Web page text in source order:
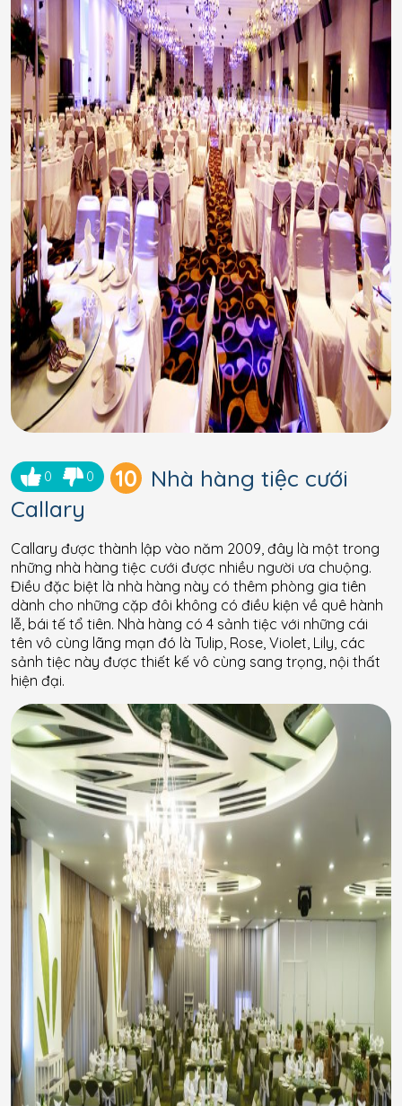
0 0 10 Nhà hàng tiệc cưới
Callary
Callary được thành lập vào năm 2009, đây là một trong
những nhà hàng tiệc cưới được nhiều người ưa chuộng.
Điều đặc biệt là nhà hàng này có thêm phòng gia tiên
dành cho những cặp đôi không có điều kiện về quê hành
lễ, bái tế tổ tiên. Nhà hàng có 4 sảnh tiệc với những cái
tên vô cùng lãng mạn đó là Tulip, Rose, Violet, Lily, các
sảnh tiệc này được thiết kế vô cùng sang trọng, nội thất
hiện đại.